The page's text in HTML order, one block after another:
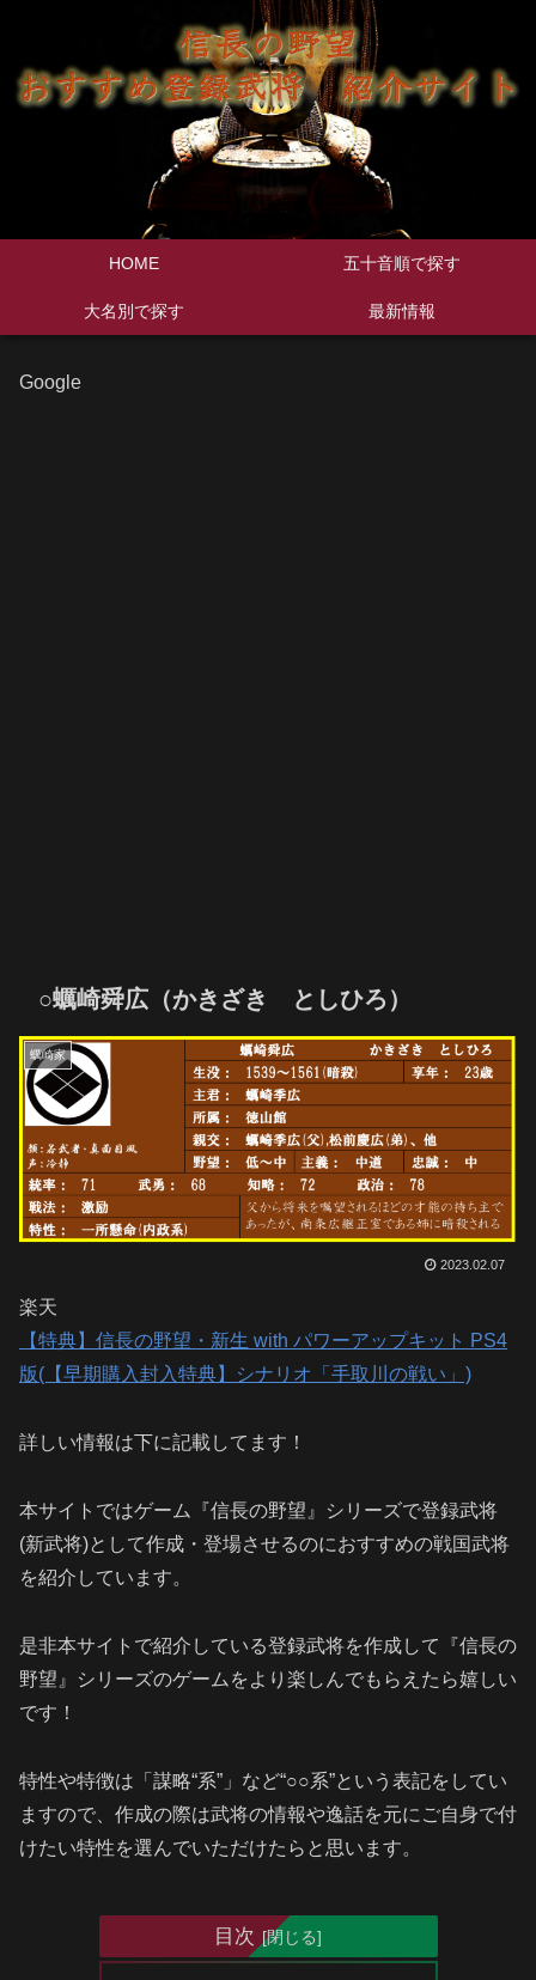
HOME 五十音順で探す
大名別で探す 最新情報
Google
○蠣崎舜広（かきざき としひろ）
蠣崎家
2023.02.07
楽天
【特典】信長の野望・新生 with パワーアップキット PS4
版(【早期購入封入特典】シナリオ「手取川の戦い」)
詳しい情報は下に記載してます！
本サイトではゲーム『信長の野望』シリーズで登録武将
(新武将)として作成・登場させるのにおすすめの戦国武将
を紹介しています。
是非本サイトで紹介している登録武将を作成して『信長の
野望』シリーズのゲームをより楽しんでもらえたら嬉しい
です！
特性や特徴は「謀略“系”」など“○○系”という表記をしてい
ますので、作成の際は武将の情報や逸話を元にご自身で付
けたい特性を選んでいただけたらと思います。
目次